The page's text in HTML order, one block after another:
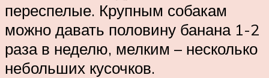
переспелые. Крупным собакам
можно давать половину банана 1-2
раза в неделю, мелким – несколько
небольших кусочков.